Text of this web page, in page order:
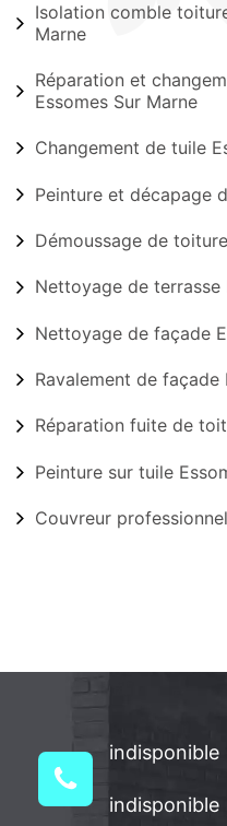
Isolation comble
Marne
Réparation et
Essomes Sur Marne
Changement de tuile
Peinture et décapage
Démoussage de
Nettoyage de terrasse
Nettoyage de façade
Ravalement de façade
Réparation fuite de
Peinture sur tuile
Couvreur
indisponible
indisponible